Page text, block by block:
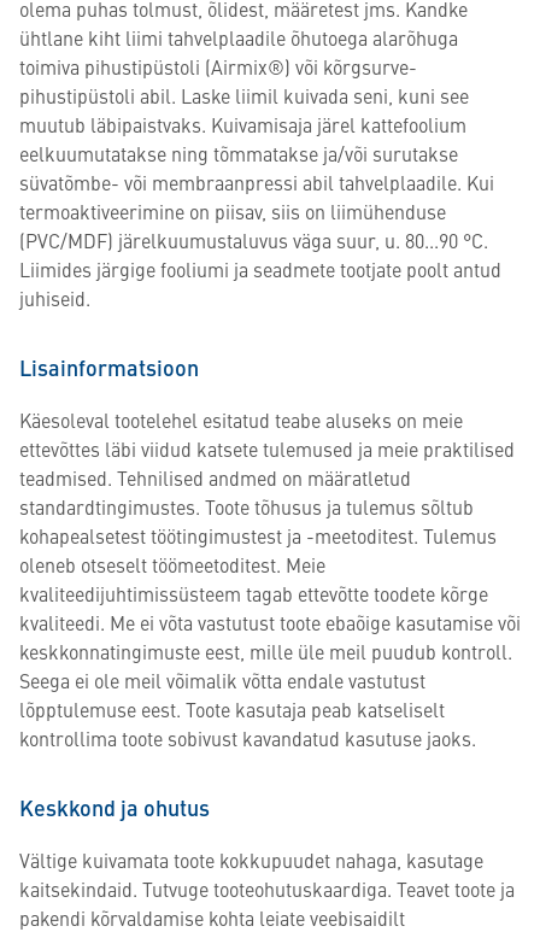
olema puhas tolmust, õlidest, määretest jms. Kandke
ühtlane kiht liimi tahvelplaadile õhutoega alarõhuga
toimiva pihustipüstoli (Airmix®) või kõrgsurve-
pihustipüstoli abil. Laske liimil kuivada seni, kuni see
muutub läbipaistvaks. Kuivamisaja järel kattefoolium
eelkuumutatakse ning tõmmatakse ja/või surutakse
süvatõmbe- või membraanpressi abil tahvelplaadile. Kui
termoaktiveerimine on piisav, siis on liimühenduse
(PVC/MDF) järelkuumustaluvus väga suur, u. 80...90 °C.
Liimides järgige fooliumi ja seadmete tootjate poolt antud
juhiseid.
Lisainformatsioon
Käesoleval tootelehel esitatud teabe aluseks on meie
ettevõttes läbi viidud katsete tulemused ja meie praktilised
teadmised. Tehnilised andmed on määratletud
standardtingimustes. Toote tõhusus ja tulemus sõltub
kohapealsetest töötingimustest ja -meetoditest. Tulemus
oleneb otseselt töömeetoditest. Meie
kvaliteedijuhtimissüsteem tagab ettevõtte toodete kõrge
kvaliteedi. Me ei võta vastutust toote ebaõige kasutamise või
keskkonnatingimuste eest, mille üle meil puudub kontroll.
Seega ei ole meil võimalik võtta endale vastutust
lõpptulemuse eest. Toote kasutaja peab katseliselt
kontrollima toote sobivust kavandatud kasutuse jaoks.
Keskkond ja ohutus
Vältige kuivamata toote kokkupuudet nahaga, kasutage
kaitsekindaid. Tutvuge tooteohutuskaardiga. Teavet toote ja
pakendi kõrvaldamise kohta leiate veebisaidilt